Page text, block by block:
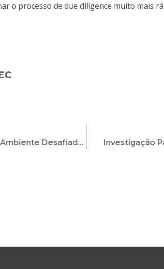
o processo de due diligence muito mais
América Latina Tem Ambiente Desafiador Para O Compliance E Exige Cada Vez Mais Aperfeiçoamento De Métricas Investigação